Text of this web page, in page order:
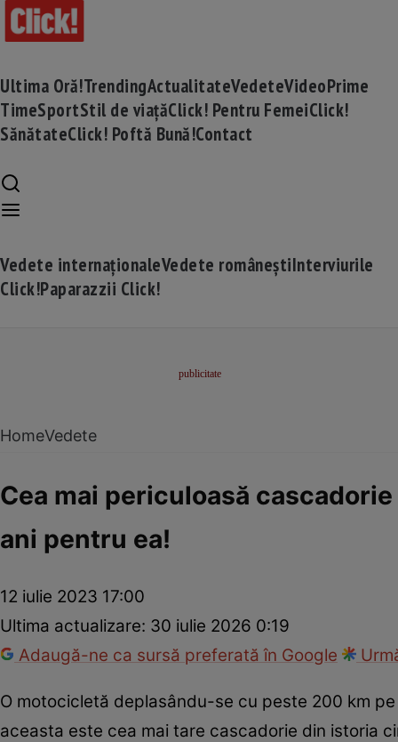
Ultima Oră!TrendingActualitateVedeteVideoPrime
TimeSportStil de viațăClick! Pentru FemeiClick!
SănătateClick! Poftă Bună!Contact
Vedete internaționaleVedete româneștiInterviurile
Click!Paparazzii Click!
HomeVedete
Cea mai periculoasă
ani pentru ea!
12 iulie 2023 17:00
Ultima actualizare: 30 iulie 2026 0:19
Adaugă-ne ca sursă preferată în Google
O motocicletă deplasându-se cu peste 200 km
aceasta este cea mai tare cascadorie din istoria